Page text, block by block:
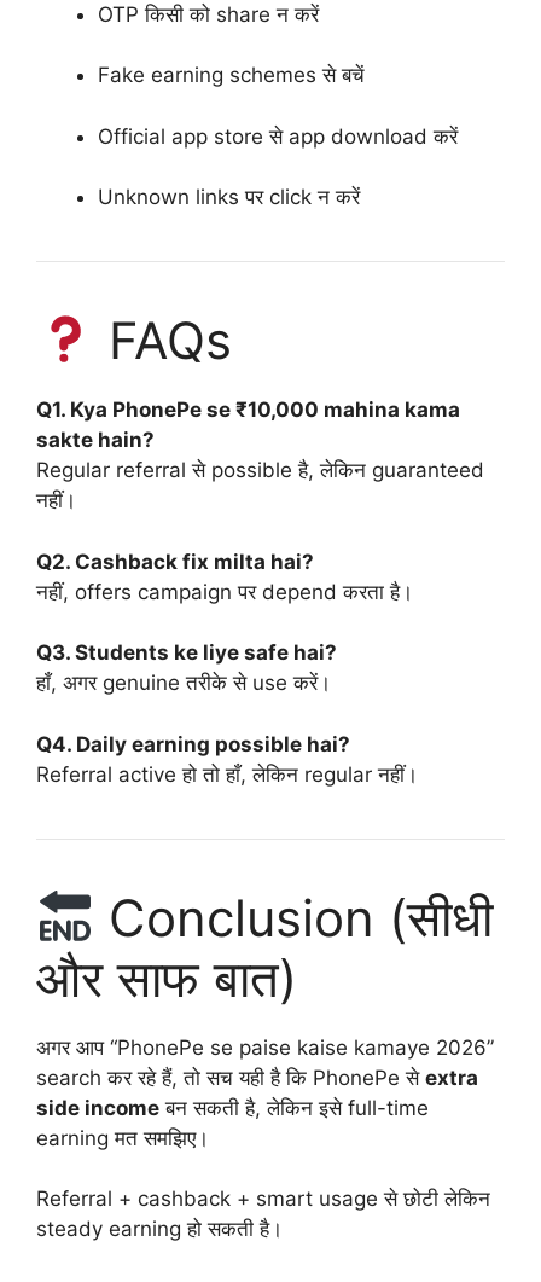
OTP किसी को share न करें
Fake earning schemes से बचें
Official app store से app download करें
Unknown links पर click न करें
FAQs
Q1. Kya PhonePe se ₹10,000 mahina kama
sakte hain?
Regular referral से possible है, लेकिन guaranteed
नहीं।
Q2. Cashback fix milta hai?
नहीं, offers campaign पर depend करता है।
Q3. Students ke liye safe hai?
हाँ, अगर genuine तरीके से use करें।
Q4. Daily earning possible hai?
Referral active हो तो हाँ, लेकिन regular नहीं।
Conclusion (सीधी
और साफ बात)
अगर आप “PhonePe se paise kaise kamaye 2026”
search कर रहे हैं, तो सच यही है कि PhonePe से extra
side income बन सकती है, लेकिन इसे full-time
earning मत समझिए।
Referral + cashback + smart usage से छोटी लेकिन
steady earning हो सकती है।